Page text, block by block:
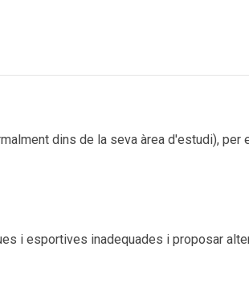
dins de la seva àrea d'estudi), per
i esportives inadequades i proposar